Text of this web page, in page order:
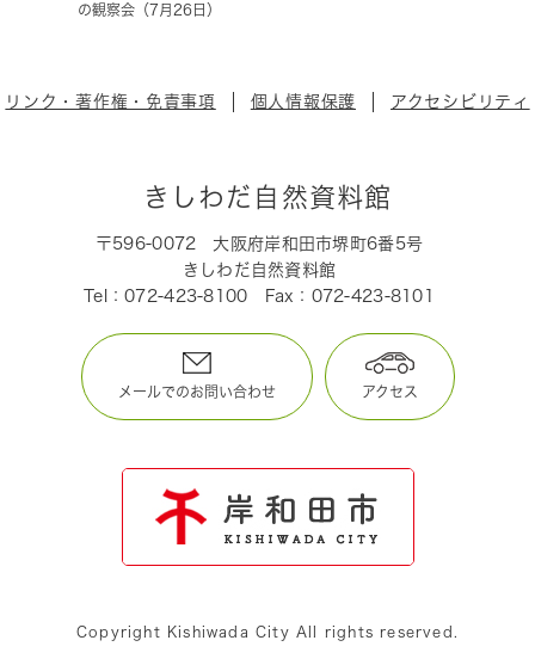
の観察会（7月26日）
リンク・著作権・免責事項 個人情報保護 アクセシビリティ
きしわだ自然資料館
〒596-0072
大阪府岸和田市堺町6番5号
きしわだ自然資料館
Tel：072-423-8100
Fax：072-423-8101
メールでのお問い合わせ アクセス
Copyright Kishiwada City All rights reserved.